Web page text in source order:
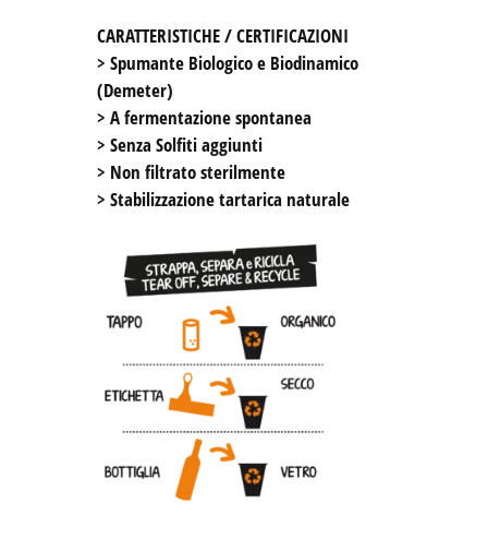
CARATTERISTICHE / CERTIFICAZIONI
> Spumante Biologico e Biodinamico
(Demeter)
> A fermentazione spontanea
> Senza Solfiti aggiunti
> Non filtrato sterilmente
> Stabilizzazione tartarica naturale